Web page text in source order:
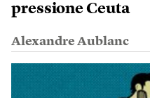
pressione Ceuta
Alexandre Aublanc